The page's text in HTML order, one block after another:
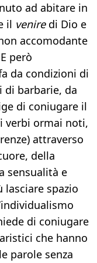
ad abitare in
il veniredi Dio e
accomodante
però
da condizioni di
di barbarie, da
di coniugare il
verbi ormai noti,
attraverso
della
sensualità e
lasciare spazio
di coniugare
che hanno
parole senza